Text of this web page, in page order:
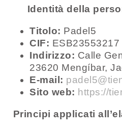
Identità della
Titolo: Padel5
CIF: ESB23553217
Indirizzo: Calle
23620 Mengíbar,
E-mail:
Sito web: https://
Principi applicati